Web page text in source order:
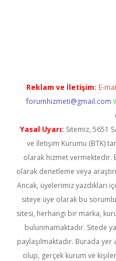
Reklam ve İletişim: E-
forumhizmeti@gmail.com
Yasal Uyarı: Sitemiz, 5651
ve İletişim Kurumu (BTK)
olarak hizmet vermektedir.
olarak denetleme veya
Ancak, üyelerimiz yazdıkları
siteye üye olarak bu
sitesi, herhangi bir marka,
bulunmamaktadır. Sitede
paylaşılmaktadır. Burada
olup, gerçek kurum ve